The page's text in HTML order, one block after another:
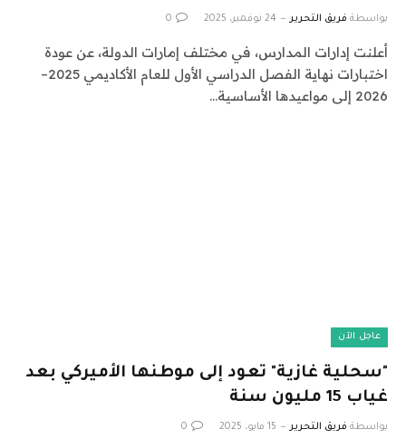
بواسطة فريق التحرير 24 نوفمبر، 2025 0
أعلنت إدارات المدارس، في مختلف إمارات الدولة، عن عودة
اختبارات نهاية الفصل الدراسي الأول للعام الأكاديمي 2025–
2026 إلى مواعيدها الأساسية…
عاجل الآن
"سحلية غازية" تعود إلى موطنها الأميركي بعد
غياب 15 مليون سنة
بواسطة فريق التحرير 15 مايو، 2025 0